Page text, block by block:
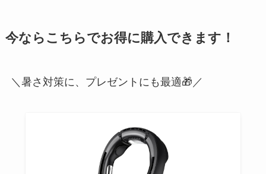
今ならこちらでお得に購入できます！
＼暑さ対策に、プレゼントにも最適🎁／